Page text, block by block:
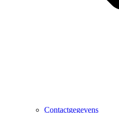
Contactgegevens